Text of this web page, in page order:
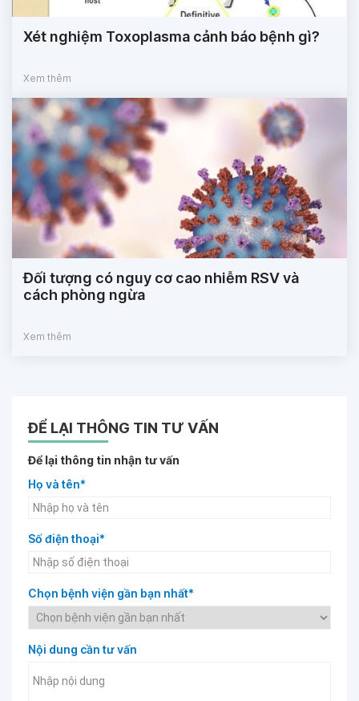
Xét nghiệm Toxoplasma cảnh báo bệnh gì?
Xem thêm
Đối tượng có nguy cơ cao nhiễm RSV và
cách phòng ngừa
Xem thêm
ĐỂ LẠI THÔNG TIN TƯ VẤN
Để lại thông tin nhận tư vấn
Họ và tên*
Số điện thoại*
Chọn bệnh viện gần bạn nhất*
Nội dung cần tư vấn